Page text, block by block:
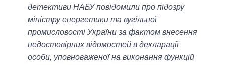
детективи НАБУ повідомили про підозру
міністру енергетики та вугільної
промисловості України за фактом внесення
недостовірних відомостей в декларації
особи, уповноваженої на виконання функцій